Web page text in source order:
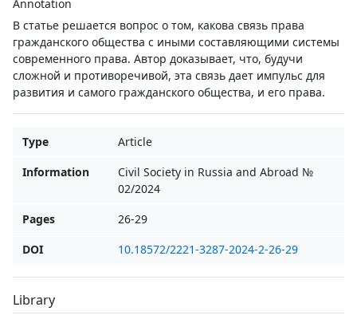
Annotation
В статье решается вопрос о том, какова связь права
гражданского общества с иными составляющими системы
современного права. Автор доказывает, что, будучи
сложной и противоречивой, эта связь дает импульс для
развития и самого гражданского общества, и его права.
Type
Article
Information
Civil Society in Russia and Abroad №
02/2024
Pages
26-29
DOI
10.18572/2221-3287-2024-2-26-29
Library